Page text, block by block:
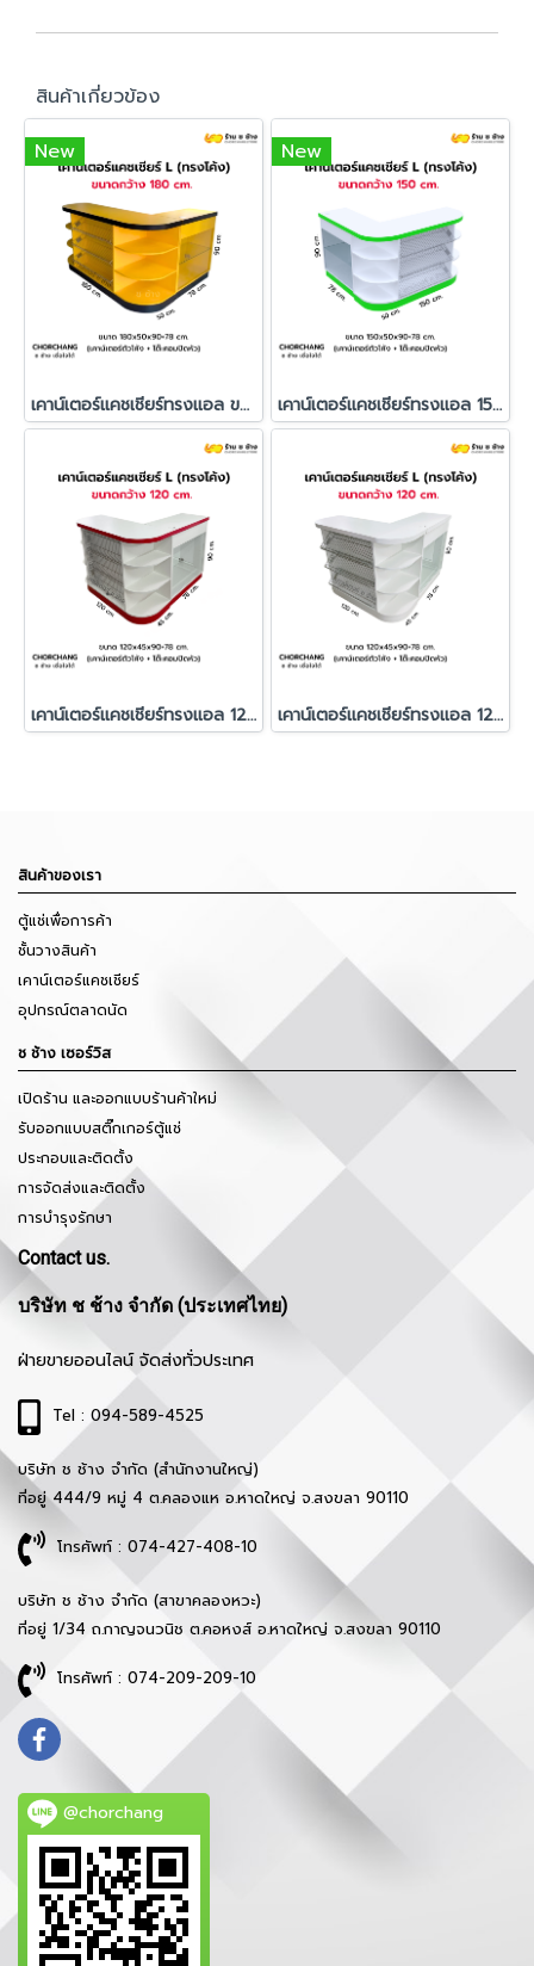
สินค้าเกี่ยวข้อง
New
เคาน์เตอร์แคชเชียร์ทรงแอล ขนาด 180 cm. สีทูโทน
New
เคาน์เตอร์แคชเชียร์ทรงแอล 150 ซม. สีขาว เลือกแต่งขอบสีได้
เคาน์เตอร์แคชเชียร์ทรงแอล 120 ซม. สีขาว เลือกแต่งขอบสีได้ เคาน์เตอร์แคชเชียร์ทรงแอล 120 cm. สีขาวล้วน จัดเซ็ต 2 ชิ้น
สินค้าของเรา
ตู้แช่เพื่อการค้า
ชั้นวางสินค้า
เคาน์เตอร์แคชเชียร์
อุปกรณ์ตลาดนัด
ช ช้าง เซอร์วิส
เปิดร้าน และออกแบบร้านค้าใหม่
รับออกแบบสติ๊กเกอร์ตู้แช่
ประกอบและติดตั้ง
การจัดส่งและติดตั้ง
การบำรุงรักษา
Contact us.
บริษัท ช ช้าง จำกัด (ประเทศไทย)
ฝ่ายขายออนไลน์ จัดส่งทั่วประเทศ
Tel : 094-589-4525
บริษัท ช ช้าง จำกัด (สำนักงานใหญ่)
ที่อยู่ 444/9 หมู่ 4 ต.คลองแห อ.หาดใหญ่ จ.สงขลา 90110
โทรศัพท์ : 074-427-408-10
บริษัท ช ช้าง จำกัด (สาขาคลองหวะ)
ที่อยู่ 1/34 ถ.กาญจนวนิช ต.คอหงส์ อ.หาดใหญ่ จ.สงขลา 90110
โทรศัพท์ : 074-209-209-10
@chorchang